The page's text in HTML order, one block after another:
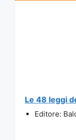
Le 48 leggi
Editore: